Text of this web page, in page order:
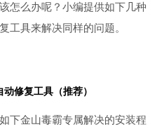
怎么办呢？小编提供如下几种
工具来解决同样的问题。
动修复工具（推荐）
下金山毒霸专属解决的安装程